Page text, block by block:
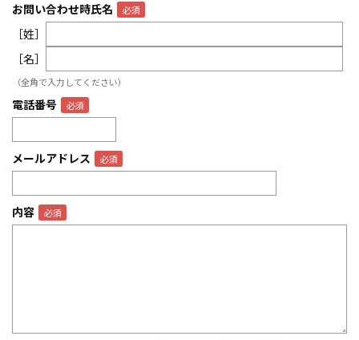
お問い合わせ時氏名
［姓］
［名］
（全角で入力してください）
電話番号
メールアドレス
内容